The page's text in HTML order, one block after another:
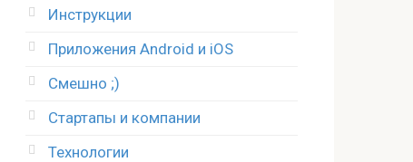
Инструкции
Приложения Android и iOS
Смешно ;)
Стартапы и компании
Технологии